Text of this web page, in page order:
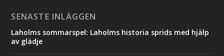
SENASTE INLÄGGEN
Laholms sommarspel: Laholms historia sprids med hjälp
av glädje